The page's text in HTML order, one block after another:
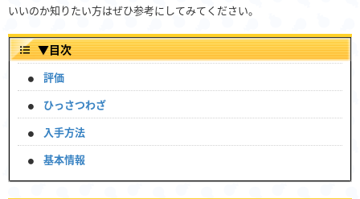
いいのか知りたい方はぜひ参考にしてみてください。
▼目次
評価
ひっさつわざ
入手方法
基本情報